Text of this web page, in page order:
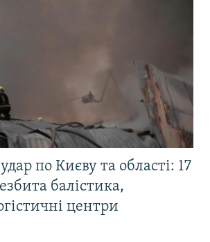
по Києву та області: 17
балістика,
центри